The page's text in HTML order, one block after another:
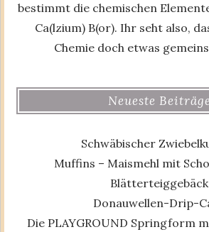
bestimmt die chemischen
Ca(lzium) B(or). Ihr seht also,
Chemie doch etwas
Neueste Beiträge
Schwäbischer
Muffins – Maismehl mit
Blätterteiggebäck
Donauwellen-Drip-
Die PLAYGROUND Springform